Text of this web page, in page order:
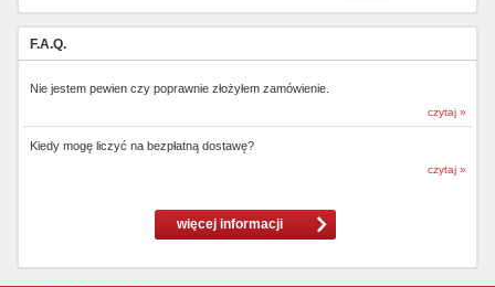
F.A.Q.
Nie jestem pewien czy poprawnie złożyłem zamówienie.
czytaj »
Kiedy mogę liczyć na bezpłatną dostawę?
czytaj »
więcej informacji